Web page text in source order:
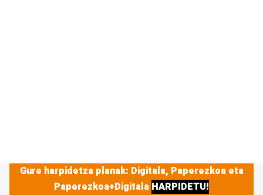
Gure harpidetza planak: Digitala, Paperezkoa eta
Paperezkoa+Digitala HARPIDETU!